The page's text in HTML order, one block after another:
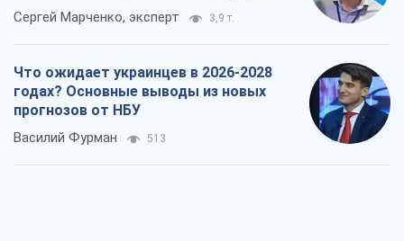
Сергей Марченко, эксперт 3,9 т.
Что ожидает украинцев в 2026-2028
годах? Основные выводы из новых
прогнозов от НБУ
Василий Фурман 513